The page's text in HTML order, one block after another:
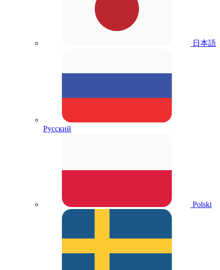
日本語
Русский
Polski